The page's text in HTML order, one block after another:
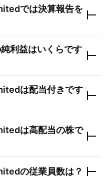
では決算報告を
利益はいくらです
は配当付きです
は高配当の株で
の従業員数は？